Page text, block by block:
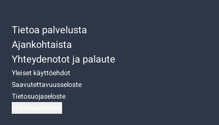
Tietoa palvelusta
Ajankohtaista
Yhteydenotot ja palaute
Yleiset käyttöehdot
Saavutettavuusseloste
Tietosuojaseloste